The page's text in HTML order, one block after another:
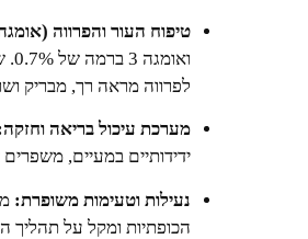
טיפוח העור והפרווה (אומגה 3 ואומגה
לפרווה מראה רך, מבריק
מערכת עיכול בריאה
ידידותיים במעיים,
נעילות וטעימות משופרת:
הכופתיות ומקל על תהליך